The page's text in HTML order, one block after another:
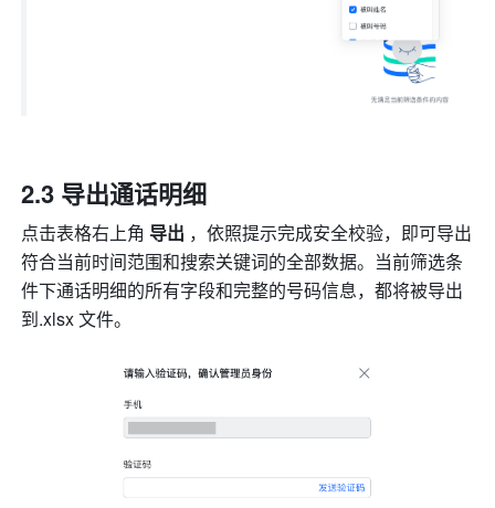
2.3 导出通话明细
点击表格右上角 导出 ，依照提示完成安全校验，即可导出
符合当前时间范围和搜索关键词的全部数据。当前筛选条
件下通话明细的所有字段和完整的号码信息，都将被导出
到.xlsx 文件。